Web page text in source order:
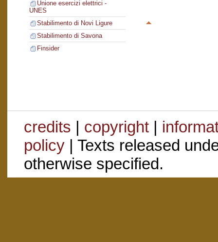
Unione esercizi elettrici -
UNES
Stabilimento di Novi Ligure
Stabilimento di Savona
Finsider
credits | copyright|
policy| Texts released
otherwise specified.